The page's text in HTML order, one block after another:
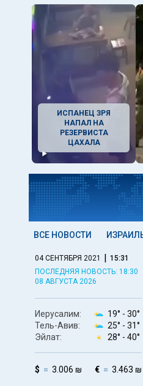
ИСПАНЕЦ ЗРЯ
НАПАЛ НА
РЕЗЕРВИСТА
ЦАХАЛА
ВСЕ НОВОСТИ
04 СЕНТЯБРЯ 2021 | 15:31
ПОСЛЕДНЯЯ НОВОСТЬ: 18:30
08 АВГУСТА 2026
Иерусалим: 19° - 30°
Тель-Авив:
25° - 31°
Эйлат:
28° - 40°
$ 3.006 ₪ € 3.463 ₪